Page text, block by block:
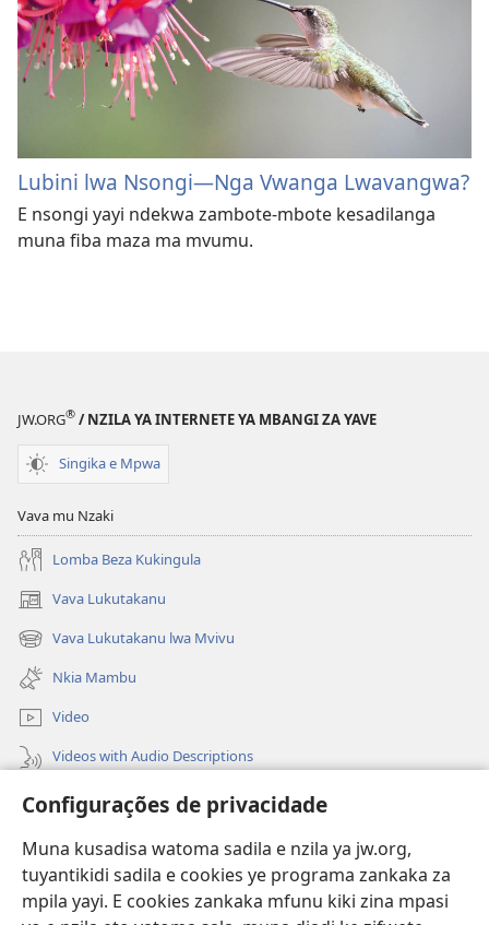
Configurações de privacidade
Muna kusadisa watoma sadila e nzila ya jw.org,
tuyantikidi sadila e cookies ye programa zankaka za
mpila yayi. E cookies zankaka mfunu kiki zina mpasi
Lubini lwa Nsongi—Nga Vwanga Lwavangwa?
E nsongi yayi ndekwa zambote-mbote kesadilanga
muna fiba maza ma mvumu.
JW.ORG® / NZILA YA INTERNETE YA MBANGI ZA YAVE
Singika e Mpwa
Vava mu Nzaki
Lomba Beza Kukingula
Vava Lukutakanu
(opens
new
window)
Vava Lukutakanu lwa Mvivu
(opens
new
window)
Nkia Mambu
Video
Videos with Audio Descriptions
Vavulula
(opens
new